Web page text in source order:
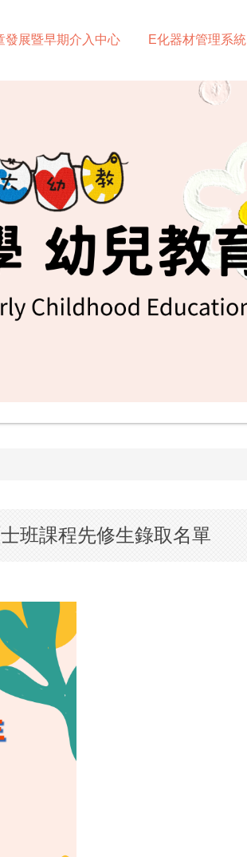
發展暨早期介入中心 E化器材管理系統
班課程先修生錄取名單